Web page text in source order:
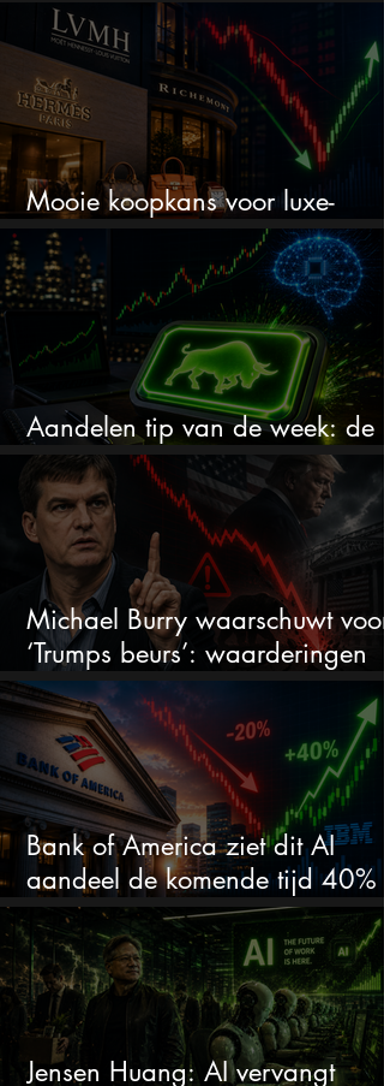
erfbelasting
Mooie koopkans voor luxe-
aandelen door recente correctie?
Aandelen tip van de week: de
markt onderschat dit AI-bedrijf
Michael Burry waarschuwt voor
‘Trumps beurs’: waarderingen
doen er niet meer toe
Bank of America ziet dit AI
aandeel de komende tijd 40%
stijgen na 20% daling
Jensen Huang: AI vervangt